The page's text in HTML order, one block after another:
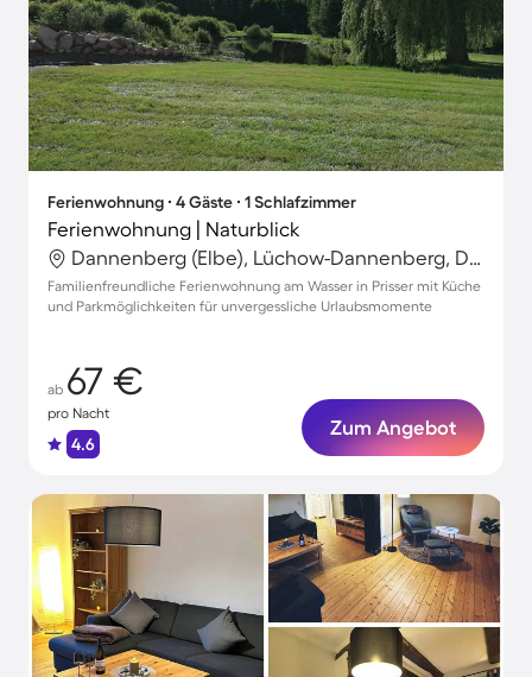
Ferienwohnung ∙ 4 Gäste ∙ 1 Schlafzimmer
Ferienwohnung | Naturblick
Dannenberg (Elbe), Lüchow-Dannenberg, Deutschland
Familienfreundliche Ferienwohnung am Wasser in Prisser mit Küche
und Parkmöglichkeiten für unvergessliche Urlaubsmomente
ab 67 €
pro Nacht
4.6
Zum Angebot